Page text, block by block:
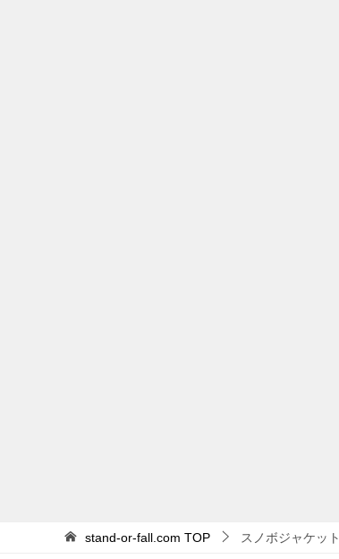
stand-or-fall.com TOP スノボジャケット